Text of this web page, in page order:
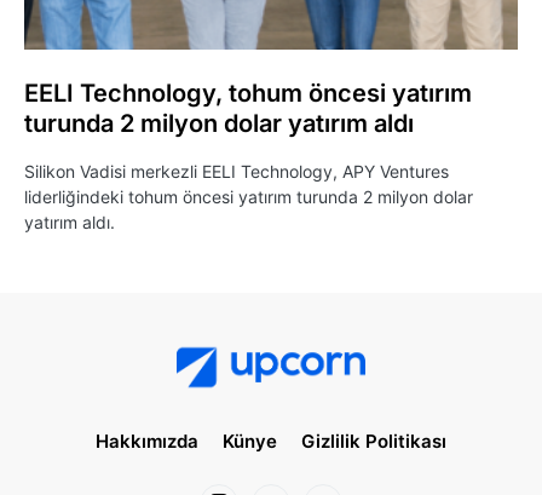
EELI Technology, tohum öncesi yatırım
turunda 2 milyon dolar yatırım aldı
Silikon Vadisi merkezli EELI Technology, APY Ventures
liderliğindeki tohum öncesi yatırım turunda 2 milyon dolar
yatırım aldı.
Hakkımızda Künye Gizlilik Politikası